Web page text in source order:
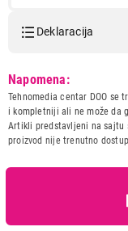
Deklaracija
Naziv i vrsta robe:
Uvoznik:
Napomena:
Tehnomedia centar DOO
i kompletniji ali ne može da
Artikli predstavljeni na sajtu
proizvod nije trenutno